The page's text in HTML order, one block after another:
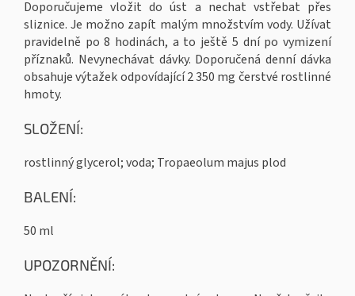
Doporučujeme vložit do úst a nechat vstřebat přes
sliznice. Je možno zapít malým množstvím vody. Užívat
pravidelně po 8 hodinách, a to ještě 5 dní po vymizení
příznaků. Nevynechávat dávky. Doporučená denní dávka
obsahuje výtažek odpovídající 2 350 mg čerstvé rostlinné
hmoty.
SLOŽENÍ:
rostlinný glycerol; voda; Tropaeolum majus plod
BALENÍ:
50 ml
UPOZORNĚNÍ: